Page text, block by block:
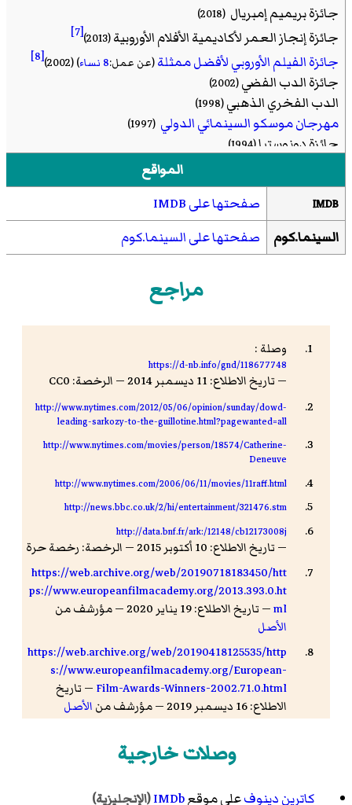
جائزة بريميم إمبريال (2018)
جائزة إنجاز العمر لأكاديمية الأفلام الأوروبية(2013)
[7]
جائزة الفيلم الأوروبي لأفضل ممثلة(عن عمل:8 نساء )
(2002)
[8]
جائزة الدب الفضي(2002)
الدب الفخري الذهبي(1998)
مهرجان موسكو السينمائي الدولي (1997)
جائزة دونوستيا(1994)
(عن عمل:إندوشينا
جائزة سيزار لأفضل ممثلة(عن عمل:The Last Metro) (1981)
ديفيد دي دوناتيلو لأفضل ممثلة أجنبية
(1981)
المواقع
IMDB
صفحتها على IMDB
السينما.كوم
صفحتها على السينما.كوم
مراجع
وصلة :
https://d-nb.info/gnd/118677748
— تاريخ الاطلاع: 11 ديسمبر 2014 — الرخصة: CC0
http://www.nytimes.com/2012/05/06/opinion/sunday/dowd-
leading-sarkozy-to-the-guillotine.html?pagewanted=all
http://www.nytimes.com/movies/person/18574/Catherine-
Deneuve
http://www.nytimes.com/2006/06/11/movies/11raff.html
http://news.bbc.co.uk/2/hi/entertainment/321476.stm
http://data.bnf.fr/ark:/12148/cb12173008j
— تاريخ الاطلاع: 10 أكتوبر 2015 — الرخصة: رخصة حرة
https://web.archive.org/web/20190718183450/htt
ps://www.europeanfilmacademy.org/2013.393.0.ht
ml— تاريخ الاطلاع: 19 يناير 2020 — مؤرشف من
الأصل
https://web.archive.org/web/20190418125535/http
s://www.europeanfilmacademy.org/European-
Film-Awards-Winners-2002.71.0.html — تاريخ
الاطلاع: 16 ديسمبر 2019 — مؤرشف من
الأصل
وصلات خارجية
كاترين دينوفعلى موقعIMDb(الإنجليزية)